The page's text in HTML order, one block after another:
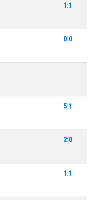
1:1
0:0
5:1
2:0
1:1